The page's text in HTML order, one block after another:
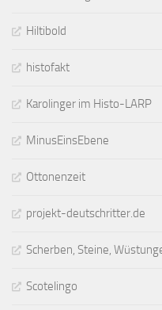
Hiltibold
histofakt
Karolinger im Histo-LARP
MinusEinsEbene
Ottonenzeit
projekt-deutschritter.de
Scherben, Steine,
Scotelingo